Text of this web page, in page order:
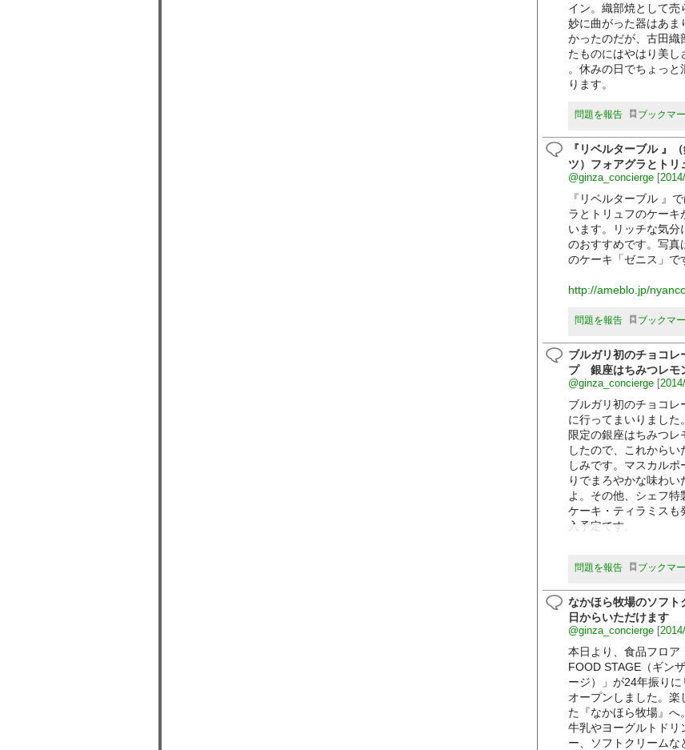
イン。織部焼として売
妙に曲がった器はあま
かったのだが、古田織
たものにはやはり美し
。休みの日でちょっ
ります。
問題を報告 ブックマ
『リベルターブル 』
ツ）フォアグラとトリ
@ginza_concierge [
『リベルターブル 』
ラとトリュフのケーキ
います。リッチな気分
のおすすめです。写真
のケーキ「ゼニス」で
http://ameblo.jp/
問題を報告 ブックマ
ブルガリ初のチョコレ
プ 銀座はちみつレモ
@ginza_concierge [
ブルガリ初のチョコレ
に行ってまいりました
限定の銀座はちみつレ
したので、これからい
しみです。マスカルポ
りでまろやかな味わい
よ。その他、シェフ特
ケーキ・ティラミスも
入予定です。
問題を報告 ブックマ
なかほら牧場のソフ
日からいただけます
@ginza_concierge [
本日より、食品フロア
FOOD STAGE（ギン
ージ）」が24年振り
オープンしました。楽
た『なかほら牧場』へ
牛乳やヨーグルトドリ
ー、ソフトクリームな